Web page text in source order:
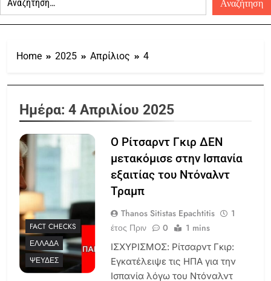
Home 2025 Απρίλιος 4
Ημέρα: 4 Απριλίου 2025
FACT CHECKS
ΕΛΛΆΔΑ
ΨΕΥΔΈΣ
Ο Ρίτσαρντ Γκιρ ΔΕΝ
μετακόμισε στην Ισπανία
εξαιτίας του Ντόναλντ
Τραμπ
Thanos Sitistas Epachtitis
1
έτος Πριν
0 1 mins
ΙΣΧΥΡΙΣΜΟΣ: Ρίτσαρντ Γκιρ:
Εγκατέλειψε τις ΗΠΑ για την
Ισπανία λόγω του Ντόναλντ